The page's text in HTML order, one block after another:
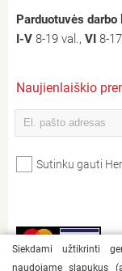
Parduotuvės darbo
I-V 8-19 val., VI 8-
Naujienlaiškio
Sutinku gauti
Siekdami užtikrinti
naudojame slapukus